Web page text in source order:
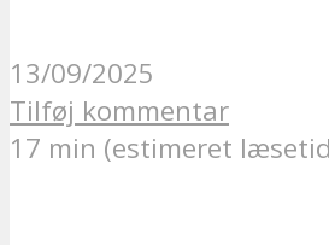
13/09/2025
Tilføj kommentar
17 min (estimeret